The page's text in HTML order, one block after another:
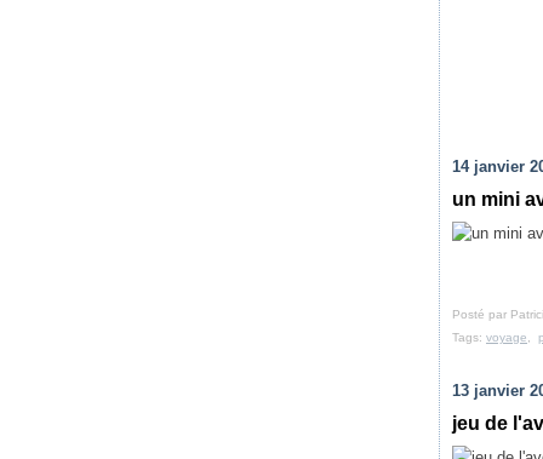
14 janvier
un mini
Posté par
Tags: voyage
13 janvier
jeu de